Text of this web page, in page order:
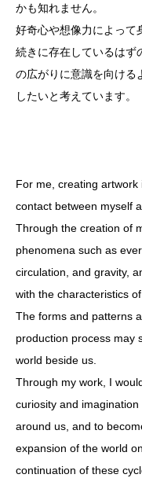
かも知れません。
好奇心や想像力によって
続きに存在しているはず
の広がりに意識を向ける
したいと考えています。
For me, creating
contact between myself
Through the creation of
phenomena such as
circulation, and gravity,
with the characteristics
The forms and patterns
production process may
world beside us.
Through my work, I
curiosity and
around us, and to
expansion of the world
continuation of these